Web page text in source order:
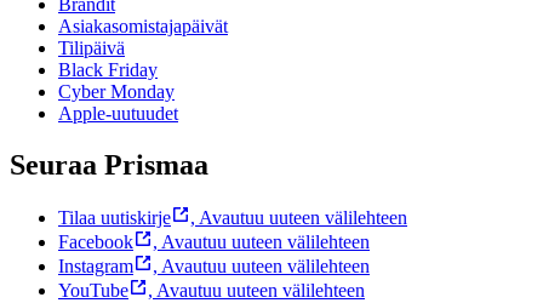
Asiakasomistajapäivät
Tilipäivä
Black Friday
Cyber Monday
Apple-uutuudet
Seuraa Prismaa
Tilaa uutiskirje , Avautuu uuteen välilehteen
Facebook
, Avautuu uuteen välilehteen
Instagram
, Avautuu uuteen välilehteen
YouTube
, Avautuu uuteen välilehteen